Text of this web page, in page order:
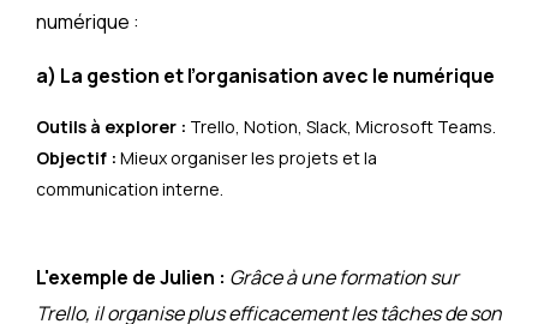
numérique :
a) La gestion et l’organisation avec le numérique
Outils à explorer : Trello, Notion, Slack, Microsoft Teams.
Objectif : Mieux organiser les projets et la
communication interne.
L'exemple de Julien : Grâce à une formation sur
Trello, il organise plus efficacement les tâches de son